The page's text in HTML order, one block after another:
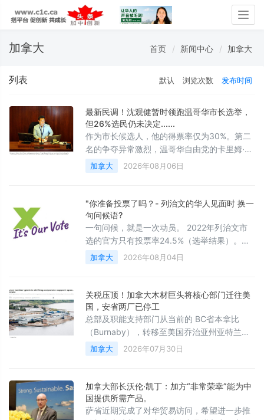
加拿大 首页 新闻中心 加拿大
列表 默认 浏览次数 发布时间
最新民调！沈观健暂时领跑温哥华市长选举，
但26%选民仍未决定......
作为市长候选人，他的得票率仅为30%。第二
名的争夺异常激烈，温哥华自由党的卡里姆·阿
拉姆（19%）和温哥华绿党的皮特·弗莱（同样
19%）紧随其后
加拿大 2026年08月06日
"你准备投票了吗？- 列治⽂的华⼈⻅⾯时 换⼀
句问候语?
⼀句问候，就是⼀次动员。 2022年列治⽂市
选的官⽅只有投票率24.5%（选举结果）。四
个有投票资格的⼈⾥，三个没去投票。
加拿大 2026年08月04日
关税压顶！加拿大木材巨头将核心部门迁往美
国，安省两厂已停工
总部及职能支持部门从当前的 BC省本拿比
（Burnaby），转移至美国乔治亚州亚特兰大
郊外的 Peachtree City
加拿大 2026年07月30日
加拿大部长沃伦·凯丁：加方“非常荣幸”能为中
国提供所需产品。
萨省近期完成了对华贸易访问，希望进一步推